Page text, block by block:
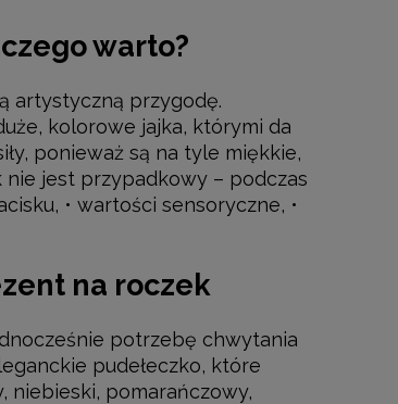
w rolce 30m
DO KOSZYKA
Pierwsza
warto?
artystyczną przygodę.
kolorowe jajka, którymi da
ponieważ są na tyle miękkie,
nie jest przypadkowy – podczas
• wartości sensoryczne, •
na roczek
potrzebę chwytania
pudełeczko, które
niebieski, pomarańczowy,